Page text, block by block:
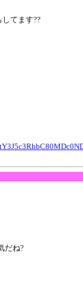
てます??
だね?